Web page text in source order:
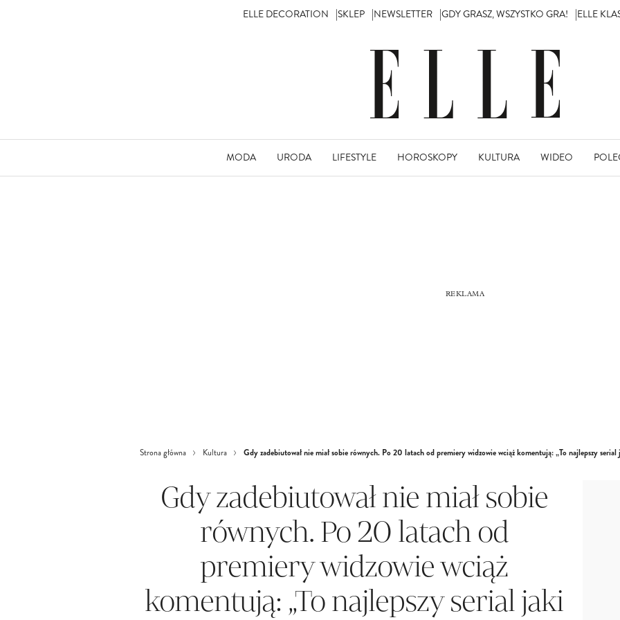
ELLE DECORATION SKLEP NEWSLETTER GDY GRASZ, WSZYSTKO GRA! ELLE
MODA URODA LIFESTYLE HOROSKOPY KULTURA WIDEO
Strona główna Kultura Gdy zadebiutował nie miał sobie równych. Po 20 latach od premiery widzowie wciąż komentują: „To najlepszy serial
Gdy zadebiutował nie miał sobie
równych. Po 20 latach od
premiery widzowie wciąż
komentują: „To najlepszy serial jaki